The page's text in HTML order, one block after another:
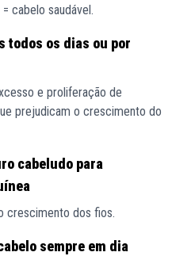
cabelo saudável.
todos os dias ou por
e proliferação de
prejudicam o crescimento do
cabeludo para
crescimento dos fios.
sempre em dia